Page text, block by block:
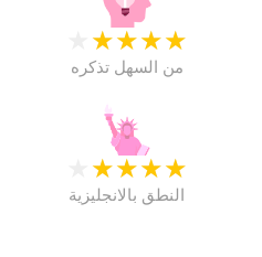
★
★
★
★
من السهل تذكره
★
★
★
★
النطق بالانجليزية